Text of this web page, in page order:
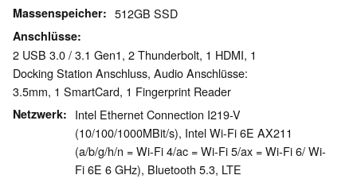
Massenspeicher 512GB SSD
Anschlüsse
2 USB 3.0 / 3.1 Gen1, 2 Thunderbolt, 1 HDMI, 1
Docking Station Anschluss, Audio Anschlüsse:
3.5mm, 1 SmartCard, 1 Fingerprint Reader
Netzwerk
Intel Ethernet Connection I219-V
(10/100/1000MBit/s), Intel Wi-Fi 6E AX211
(a/b/g/h/n = Wi-Fi 4/ac = Wi-Fi 5/ax = Wi-Fi 6/ Wi-
Fi 6E 6 GHz), Bluetooth 5.3, LTE